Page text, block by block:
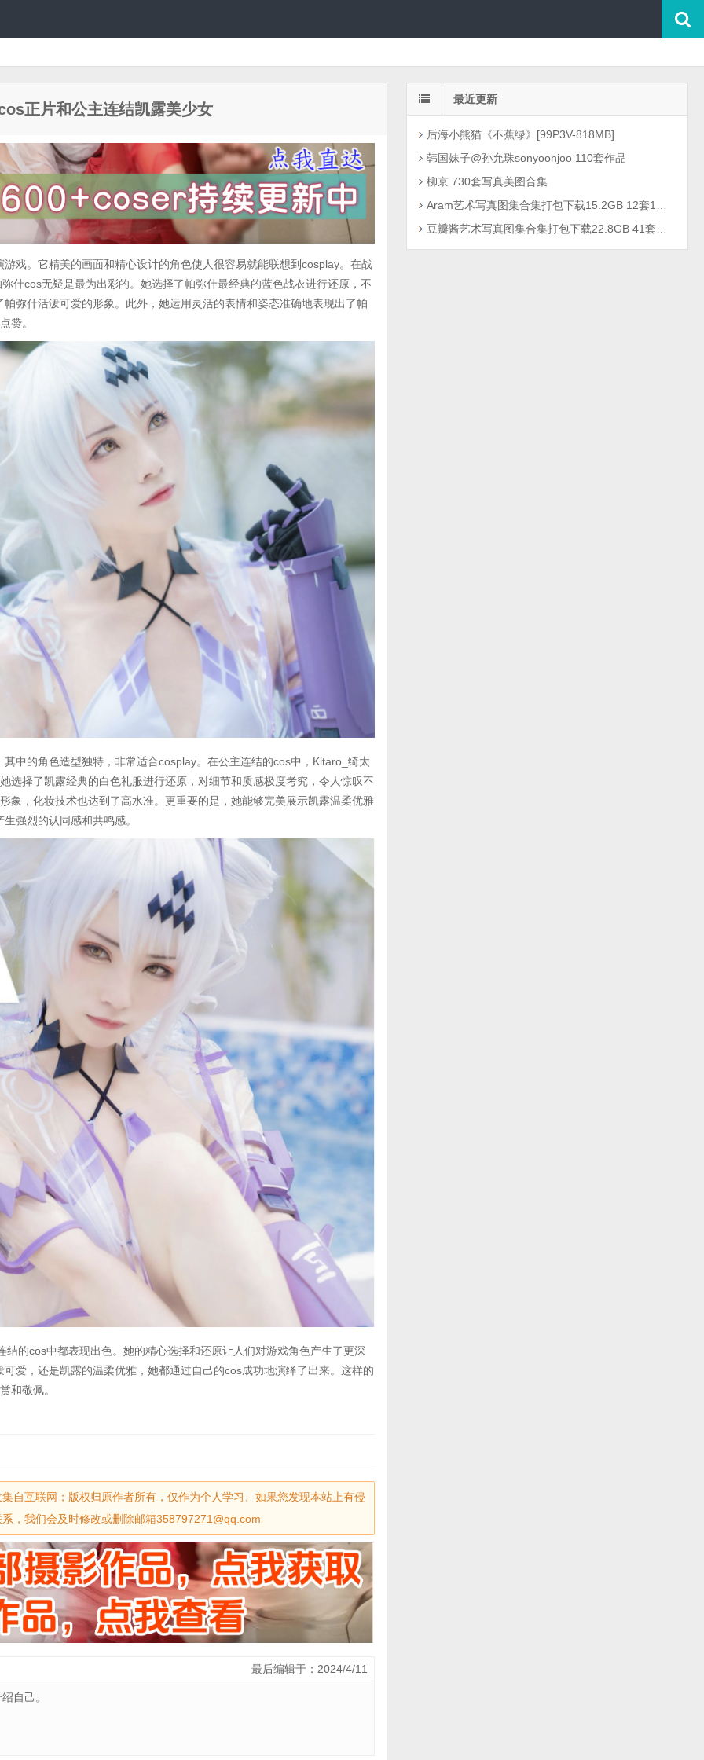
正片和公主连结凯露美少女
戏。它精美的画面和精心设计的角色使人很容易就能联想到cosplay。在战
弥什cos无疑是最为出彩的。她选择了帕弥什最经典的蓝色战衣进行还原，不
弥什活泼可爱的形象。此外，她运用灵活的表情和姿态准确地表现出了帕
赞。
中的角色造型独特，非常适合cosplay。在公主连结的cos中，Kitaro_绮太
选择了凯露经典的白色礼服进行还原，对细节和质感极度考究，令人惊叹不
象，化妆技术也达到了高水准。更重要的是，她能够完美展示凯露温柔优雅
强烈的认同感和共鸣感。
结的cos中都表现出色。她的精心选择和还原让人们对游戏角色产生了更深
爱，还是凯露的温柔优雅，她都通过自己的cos成功地演绎了出来。这样的
和敬佩。
自互联网；版权归原作者所有，仅作为个人学习、如果您发现本站上有侵
，我们会及时修改或删除邮箱358797271@qq.com
最后编辑于：2024/4/11
自己。
最近更新
后海小熊猫《不蕉绿》[99P3V-818MB]
韩国妹子@孙允珠sonyoonjoo 110套作品
柳京 730套写真美图合集